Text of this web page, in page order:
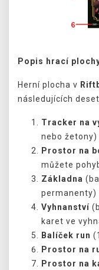
Popis hrací
Herní plocha v
následujících
Tracker na
nebo žetony)
Prostor na
můžete
Základna
permanenty)
Vyhnanství
karet ve
Balíček run
Prostor na
Prostor na